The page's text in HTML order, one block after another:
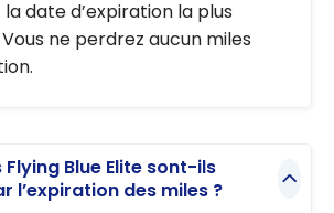
date d’expiration la plus
ne perdrez aucun miles
Blue Elite sont-ils
l’expiration des miles ?